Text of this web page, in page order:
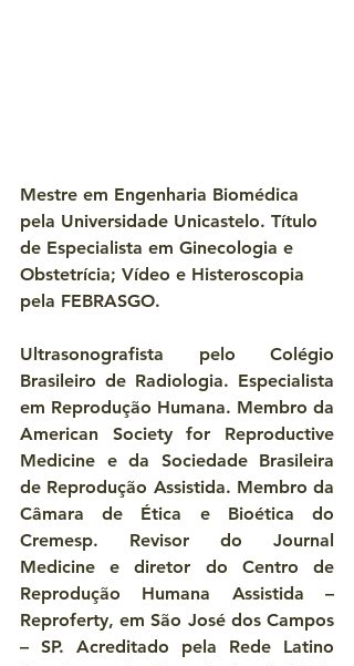
Mestre em Engenharia Biomédica
pela Universidade Unicastelo. Título
de Especialista em Ginecologia e
Obstetrícia; Vídeo e Histeroscopia
pela FEBRASGO.
Ultrasonografista pelo Colégio
Brasileiro de Radiologia. Especialista
em Reprodução Humana. Membro da
American Society for Reproductive
Medicine e da Sociedade Brasileira
de Reprodução Assistida. Membro da
Câmara de Ética e Bioética do
Cremesp. Revisor do Journal
Medicine e diretor do Centro de
Reprodução Humana Assistida –
Reproferty, em São José dos Campos
– SP. Acreditado pela Rede Latino